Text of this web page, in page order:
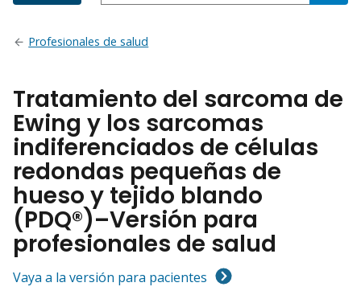
Profesionales de salud
Tratamiento del sarcoma de
Ewing y los sarcomas
indiferenciados de células
redondas pequeñas de
hueso y tejido blando
(PDQ®)–Versión para
profesionales de salud
Vaya a la versión para pacientes